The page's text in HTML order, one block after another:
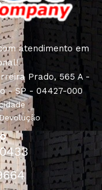
of the products, a
well as safety.
atendimento em
Prado, 565 A -
- SP - 04427-000